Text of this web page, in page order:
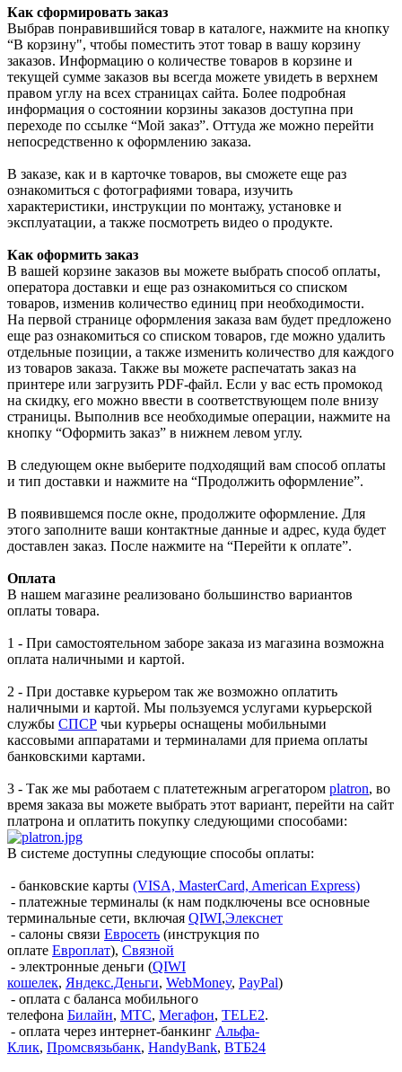
Как сформировать заказ
Выбрав понравившийся товар в каталоге, нажмите на кнопку
“В корзину", чтобы поместить этот товар в вашу корзину
заказов. Информацию о количестве товаров в корзине и
текущей сумме заказов вы всегда можете увидеть в верхнем
правом углу на всех страницах сайта. Более подробная
информация о состоянии корзины заказов доступна при
переходе по ссылке “Мой заказ”. Оттуда же можно перейти
непосредственно к оформлению заказа.
В заказе, как и в карточке товаров, вы сможете еще раз
ознакомиться с фотографиями товара, изучить
характеристики, инструкции по монтажу, установке и
эксплуатации, а также посмотреть видео о продукте.
Как оформить заказ
В вашей корзине заказов вы можете выбрать способ оплаты,
оператора доставки и еще раз ознакомиться со списком
товаров, изменив количество единиц при необходимости.
На первой странице оформления заказа вам будет предложено
еще раз ознакомиться со списком товаров, где можно удалить
отдельные позиции, а также изменить количество для каждого
из товаров заказа. Также вы можете распечатать заказ на
принтере или загрузить PDF-файл. Если у вас есть промокод
на скидку, его можно ввести в соответствующем поле внизу
страницы. Выполнив все необходимые операции, нажмите на
кнопку “Оформить заказ” в нижнем левом углу.
В следующем окне выберите подходящий вам способ оплаты
и тип доставки и нажмите на “Продолжить оформление”.
В появившемся после окне, продолжите оформление. Для
этого заполните ваши контактные данные и адрес, куда будет
доставлен заказ. После нажмите на “Перейти к оплате”.
Оплата
В нашем магазине реализовано большинство вариантов
оплаты товара.
1 - При самостоятельном заборе заказа из магазина возможна
оплата наличными и картой.
2 - При доставке курьером так же возможно оплатить
наличными и картой. Мы пользуемся услугами курьерской
службы СПСР чьи курьеры оснащены мобильными
кассовыми аппаратами и терминалами для приема оплаты
банковскими картами.
3 - Так же мы работаем с платетежным агрегатором platron, во
время заказа вы можете выбрать этот вариант, перейти на сайт
платрона и оплатить покупку следующими способами:
В системе доступны следующие способы оплаты:
- банковские карты (VISA, MasterCard, American Express)
- платежные терминалы (к нам подключены все основные
терминальные сети, включая QIWI,Элекснет
- салоны связи Евросеть (инструкция по
оплате Европлат), Связной
- электронные деньги (QIWI
кошелек, Яндекс.Деньги, WebMoney, PayPal)
- оплата с баланса мобильного
телефона Билайн, МТС, Мегафон, TELE2.
- оплата через интернет-банкинг Альфа-
Клик, Промсвязьбанк, HandyBank, ВТБ24